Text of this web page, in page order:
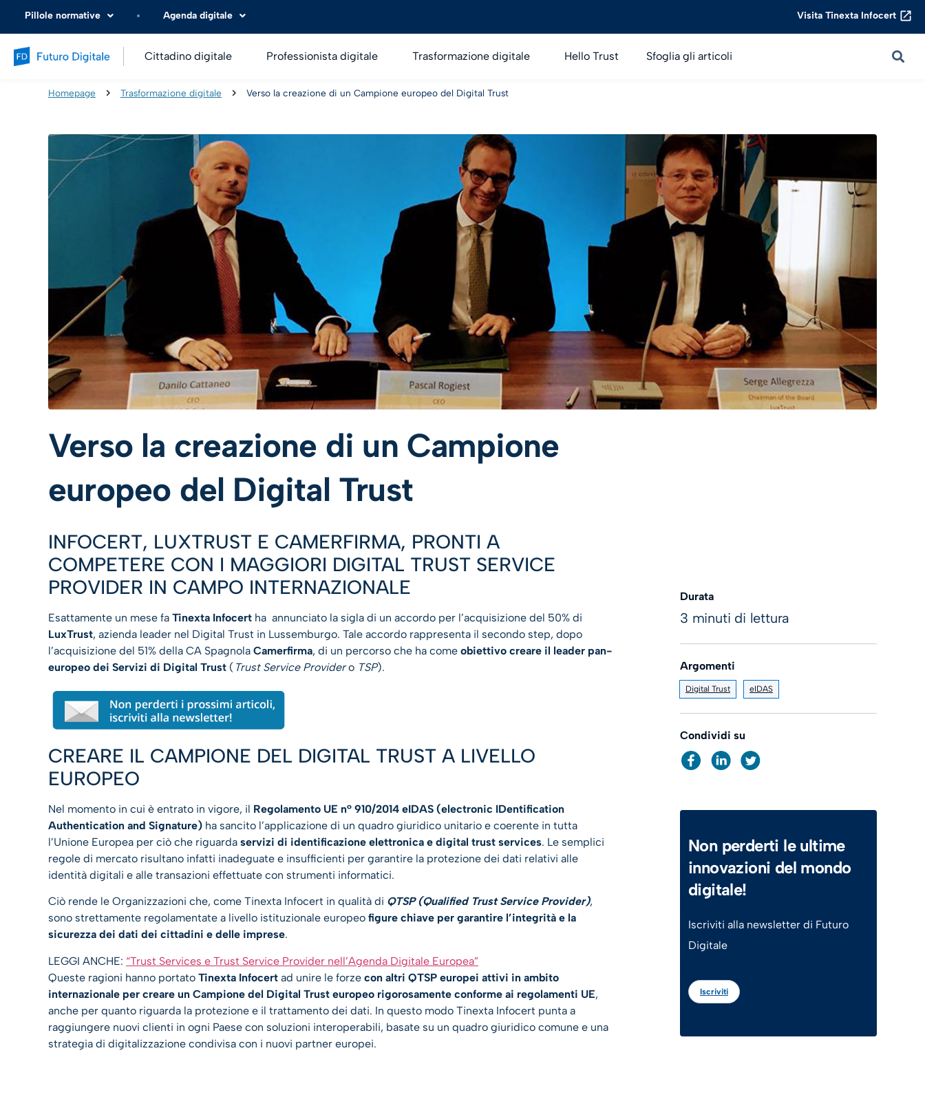
Pillole normative Agenda digitale Visita Tinexta Infocert
Cittadino digitale Professionista digitale Trasformazione digitale Hello Trust Sfoglia gli articoli
Homepage Trasformazione digitale Verso la creazione di un Campione europeo del Digital Trust
Verso la creazione di un Campione
europeo del Digital Trust
INFOCERT, LUXTRUST E CAMERFIRMA, PRONTI A
COMPETERE CON I MAGGIORI DIGITAL TRUST SERVICE
PROVIDER IN CAMPO INTERNAZIONALE
Esattamente un mese fa Tinexta Infocert ha annunciato la sigla di un accordo per l’acquisizione del 50% di
LuxTrust, azienda leader nel Digital Trust in Lussemburgo. Tale accordo rappresenta il secondo step, dopo
l’acquisizione del 51% della CA Spagnola Camerfirma, di un percorso che ha come obiettivo creare il leader pan-
europeo dei Servizi di Digital Trust ( Trust Service Providero TSP).
CREARE IL CAMPIONE DEL DIGITAL TRUST A LIVELLO
EUROPEO
Nel momento in cui è entrato in vigore, il Regolamento UE n° 910/2014 eIDAS (electronic IDentification
Authentication and Signature) ha sancito l’applicazione di un quadro giuridico unitario e coerente in tutta
l’Unione Europea per ciò che riguarda servizi di identificazione elettronica e digital trust services. Le semplici
regole di mercato risultano infatti inadeguate e insufficienti per garantire la protezione dei dati relativi alle
identità digitali e alle transazioni effettuate con strumenti informatici.
Ciò rende le Organizzazioni che, come Tinexta Infocert in qualità di QTSP (Qualified Trust Service Provider),
sono strettamente regolamentate a livello istituzionale europeo figure chiave per garantire l’integrità e la
sicurezza dei dati dei cittadini e delle imprese.
LEGGI ANCHE: “Trust Services e Trust Service Provider nell’Agenda Digitale Europea”
Queste ragioni hanno portato Tinexta Infocert ad unire le forze con altri QTSP europei attivi in ambito
internazionale per creare un Campione del Digital Trust europeo rigorosamente conforme ai regolamenti UE,
anche per quanto riguarda la protezione e il trattamento dei dati. In questo modo Tinexta Infocert punta a
raggiungere nuovi clienti in ogni Paese con soluzioni interoperabili, basate su un quadro giuridico comune e una
strategia di digitalizzazione condivisa con i nuovi partner europei.
Durata
3 minuti di lettura
Argomenti
Digital Trust eIDAS
Condividi su
Non perderti le ultime
innovazioni del mondo
digitale!
Iscriviti alla newsletter di Futuro
Digitale
Iscriviti